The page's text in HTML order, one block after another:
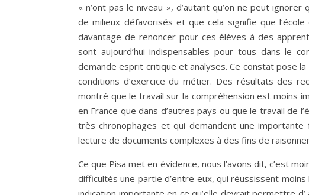
« n’ont pas le niveau », d’autant qu’on ne peut
de milieux défavorisés et que cela signifie que
davantage de renoncer pour ces élèves à des
sont aujourd’hui indispensables pour tous dans le
demande esprit critique et analyses. Ce constat pose
conditions d’exercice du métier. Des résultats des
montré que le travail sur la compréhension est moins
en France que dans d’autres pays ou que le travail de
très chronophages et qui demandent une
lecture de documents complexes à des fins de
Ce que Pisa met en évidence, nous l’avons dit, c’est
difficultés une partie d’entre eux, qui réussissent